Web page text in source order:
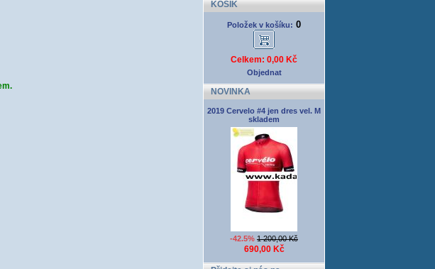
KOŠÍK
Položek v košíku: 0
Celkem: 0,00 Kč
Objednat
NOVINKA
2019 Cervelo #4 jen dres vel. M
skladem
-42.5% 1 200,00 Kč
690,00 Kč